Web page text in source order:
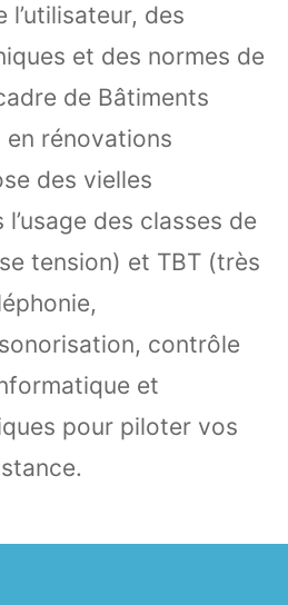
l’utilisateur, des
et des normes de
de Bâtiments
en rénovations
des vielles
des classes de
tension) et TBT (très
contrôle
et
pour piloter vos